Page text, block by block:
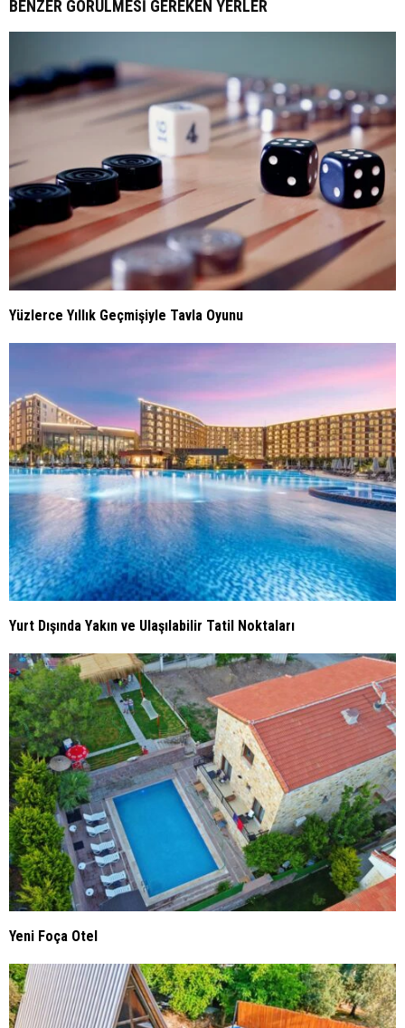
BENZER GÖRÜLMESI GEREKEN YERLER
Yüzlerce Yıllık Geçmişiyle Tavla Oyunu
Yurt Dışında Yakın ve Ulaşılabilir Tatil Noktaları
Yeni Foça Otel